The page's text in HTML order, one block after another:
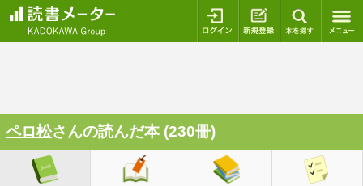
ログイン 新規登録
ペロ松さんの読んだ本 (230冊)